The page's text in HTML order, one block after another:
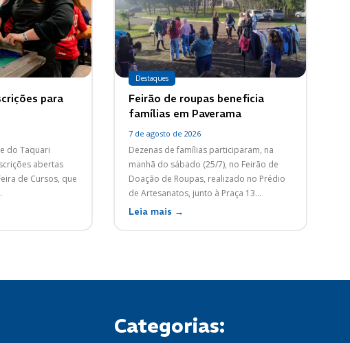
para
do Taquari
abertas
de Cursos, que
Destaques
Feirão de roupas beneficia
famílias em Paverama
7 de agosto de 2026
Dezenas de famílias participaram, na
manhã do sábado (25/7), no Feirão de
Doação de Roupas, realizado no Prédio
de Artesanatos, junto à Praça 13...
Leia mais →
Categorias: